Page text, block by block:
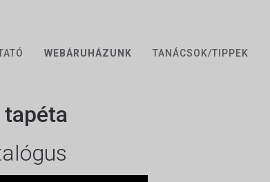
WEBÁRUHÁZUNK TANÁCSOK/TIPPEK
tapéta